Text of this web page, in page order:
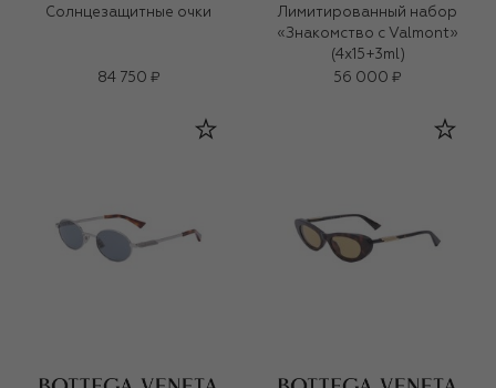
Солнцезащитные очки
84 750 ₽
Лимитированный набор
«Знакомство с Valmont»
(4x15+3ml)
56 000 ₽